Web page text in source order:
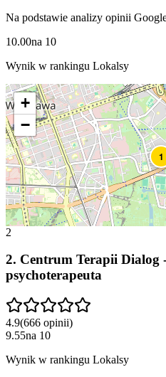
Na podstawie analizy opinii
10.00na 10
Wynik w rankingu Lokalsy
1
+
−
2
2. Centrum Terapii Dialog
psychoterapeuta
4.9(666 opinii)
9.55na 10
Wynik w rankingu Lokalsy